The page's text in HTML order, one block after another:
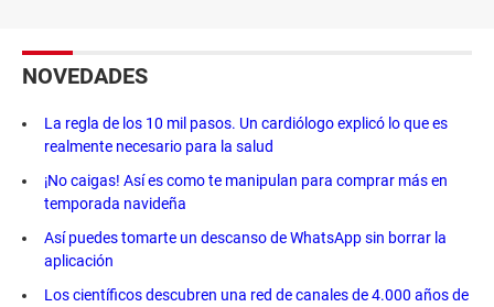
NOVEDADES
La regla de los 10 mil pasos. Un cardiólogo explicó lo que es
realmente necesario para la salud
¡No caigas! Así es como te manipulan para comprar más en
temporada navideña
Así puedes tomarte un descanso de WhatsApp sin borrar la
aplicación
Los científicos descubren una red de canales de 4.000 años de